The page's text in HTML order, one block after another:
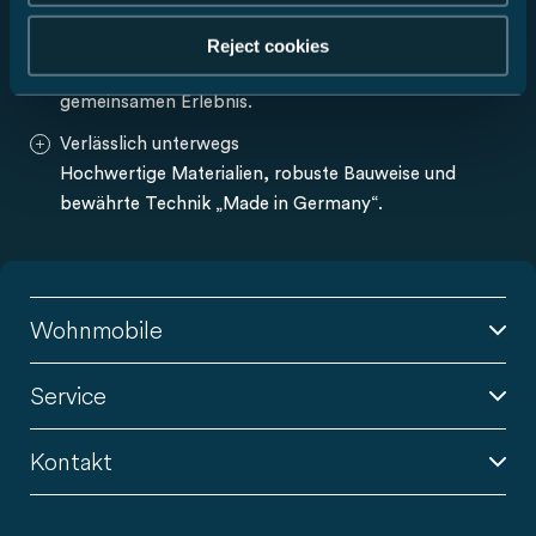
Reject cookies
Platz für alle
Dank geräumiger Sitzgruppen und jeder Menge
Stauraum wird das Reisen im Alkoven zum
gemeinsamen Erlebnis.
Verlässlich unterwegs
Hochwertige Materialien, robuste Bauweise und
bewährte Technik „Made in Germany“.
Wohnmobile
Service
Kontakt